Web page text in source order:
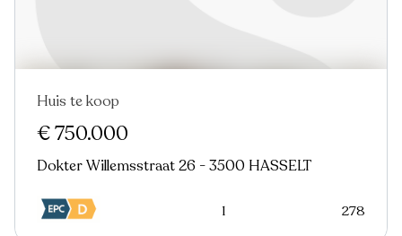
Nieuw
Huis te koop
€ 750.000
Dokter Willemsstraat 26 - 3500 HASSELT
1 278